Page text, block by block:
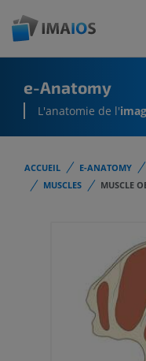
e-Anatomy
L'anatomie de l'
ACCUEIL E-ANATOMY
MUSCLES
MUSCLE